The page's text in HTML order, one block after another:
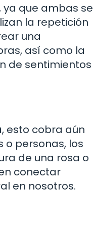
que ambas se
la repetición
una
así como la
de sentimientos
esto cobra aún
o personas, los
de una rosa o
conectar
en nosotros.